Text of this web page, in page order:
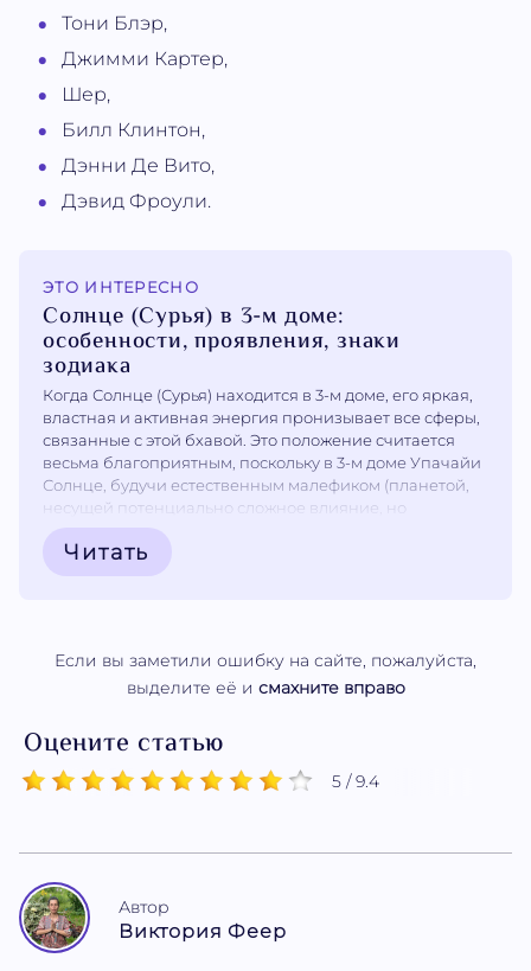
Тони Блэр,
Джимми Картер,
Шер,
Билл Клинтон,
Дэнни Де Вито,
Дэвид Фроули.
ЭТО ИНТЕРЕСНО
Солнце (Сурья) в 3-м доме:
особенности, проявления, знаки
зодиака
Когда Солнце (Сурья) находится в 3-м доме, его яркая,
властная и активная энергия пронизывает все сферы,
связанные с этой бхавой. Это положение считается
весьма благоприятным, поскольку в 3-м доме Упачайи
Солнце, будучи естественным малефиком (планетой,
несущей потенциально сложное влияние, но
качества и даёт хорошие результаты. Такое...
Читать
Если вы заметили ошибку на сайте, пожалуйста,
выделите её и смахните вправо
Оцените статью
5 / 9.4
Автор
Виктория Феер